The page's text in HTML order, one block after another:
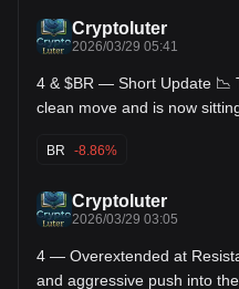
buyers to sellers. Trading
0.0160 – 0.0168 •
0.0150 • TP2: 0.0140 • TP3:
developing (lower highs) •
on the upside 👉 This setup
always wait for confirmation
Cryptoluter
2026/03/29 05:41
4 & $BR — Short Update 📉
clean move and is now
after the follow-through.
to the downside, and if
trade continue if momentum
BR -8.86%
Cryptoluter
2026/03/29 03:05
4 — Overextended at Resistance 📉 $$4
and aggressive push into